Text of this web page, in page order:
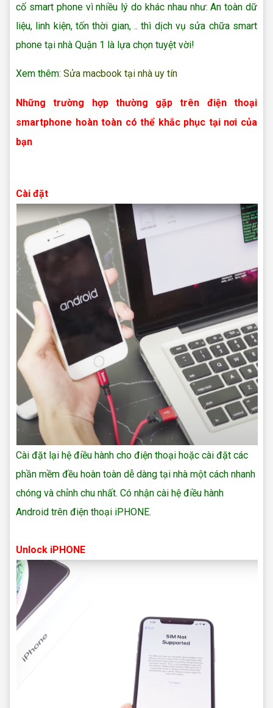
cố smart phone vì nhiều lý do khác nhau như: An toàn dữ
liệu, linh kiện, tốn thời gian, .. thì dịch vụ sửa chữa smart
phone tại nhà Quận 1 là lựa chọn tuyệt vời!
Xem thêm: Sửa macbook tại nhà uy tín
Những trường hợp thường gặp trên điện thoại
smartphone hoàn toàn có thể khắc phục tại nơi của
bạn
Cài đặt
Cài đặt lại hệ điều hành cho điện thoại hoặc cài đặt các
phần mềm đều hoàn toàn dễ dàng tại nhà một cách nhanh
chóng và chỉnh chu nhất. Có nhận cài hệ điều hành
Android trên điện thoại iPHONE.
Unlock iPHONE